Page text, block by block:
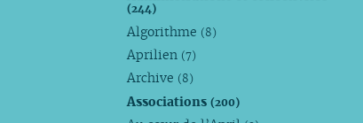
(244)
Algorithme (8)
Aprilien (7)
Archive (8)
Associations(200)